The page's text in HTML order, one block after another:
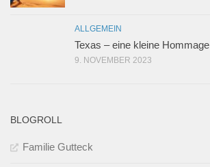
ALLGEMEIN
Texas – eine kleine Hommage
9. NOVEMBER 2023
BLOGROLL
Familie Gutteck